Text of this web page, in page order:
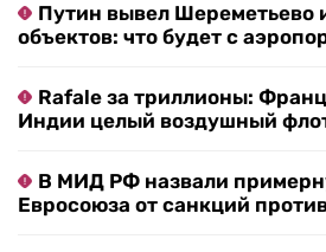
Путин вывел Шереметьево
объектов: что будет с
Rafale за триллионы:
Индии целый воздушный
В МИД РФ назвали
Евросоюза от санкций